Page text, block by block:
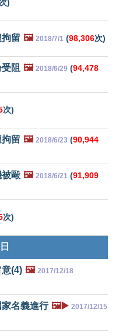
次)
留 🖼️ 2018/7/1 (98,306次)
阻 🖼️ 2018/6/29 (94,478
次)
留 🖼️ 2018/6/23 (90,944
毆 🖼️ 2018/6/21 (91,909
次)
(4) 🖼️ 2017/12/18
名義進行 🖼️▶️ 2017/12/15